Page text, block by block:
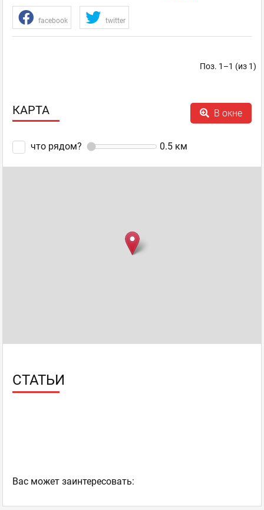
facebook twitter
Поз. 1–1 (из 1)
КАРТА В окне
что рядом? 0.5 км
СТАТЬИ
Ваc может заинтересовать: